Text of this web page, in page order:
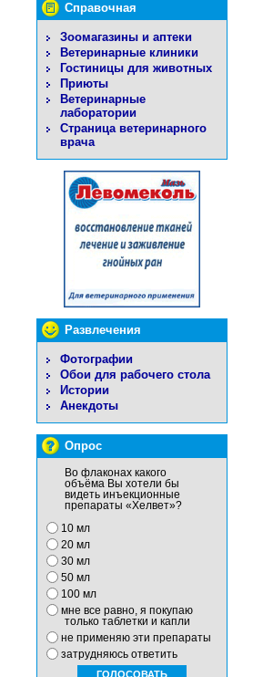
Справочная
Зоомагазины и аптеки
Ветеринарные клиники
Гостиницы для животных
Приюты
Ветеринарные
лаборатории
Страница ветеринарного
врача
Развлечения
Фотографии
Обои для рабочего стола
Истории
Анекдоты
Опрос
Во флаконах какого
объёма Вы хотели бы
видеть инъекционные
препараты «Хелвет»?
10 мл
20 мл
30 мл
50 мл
100 мл
мне все равно, я покупаю
только таблетки и капли
не применяю эти препараты
затрудняюсь ответить